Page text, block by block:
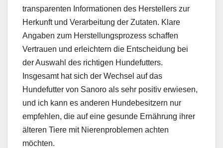
transparenten Informationen des Herstellers zur
Herkunft und Verarbeitung der Zutaten. Klare
Angaben zum Herstellungsprozess schaffen
Vertrauen und erleichtern die Entscheidung bei
der Auswahl des richtigen Hundefutters.
Insgesamt hat sich der Wechsel auf das
Hundefutter von Sanoro als sehr positiv erwiesen,
und ich kann es anderen Hundebesitzern nur
empfehlen, die auf eine gesunde Ernährung ihrer
älteren Tiere mit Nierenproblemen achten
möchten.